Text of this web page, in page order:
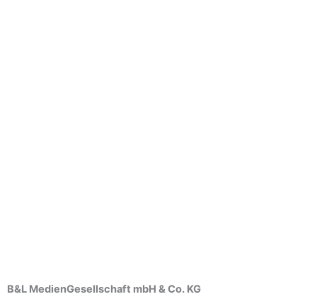
B&L MedienGesellschaft mbH & Co. KG